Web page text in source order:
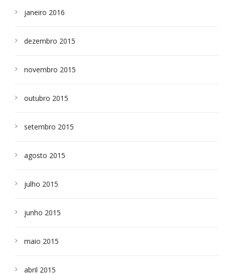
janeiro 2016
dezembro 2015
novembro 2015
outubro 2015
setembro 2015
agosto 2015
julho 2015
junho 2015
maio 2015
abril 2015